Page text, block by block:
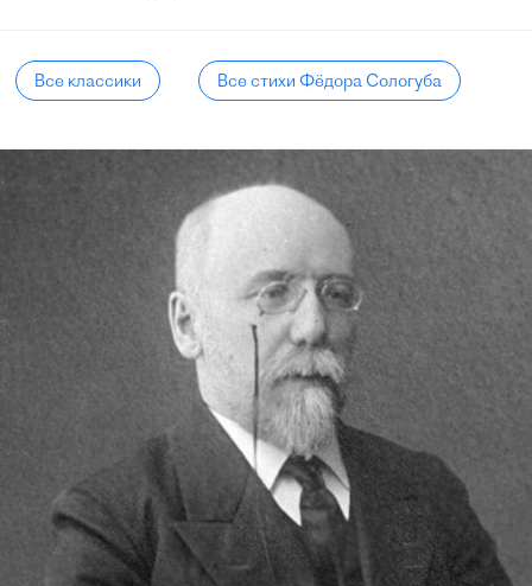
Все классики Все стихи Фёдора Сологуба